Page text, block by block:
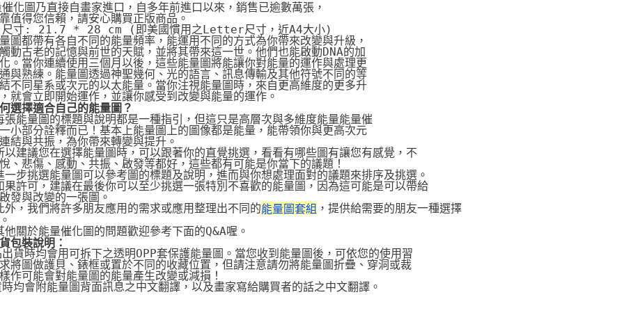
化圖乃直接自畫家進口，自多年前進口以來，銷售已逾數萬張，
值得您信賴，請安心購買正版商品。
尺寸: 21.7 * 28 cm (即美國慣用之Letter尺寸，近A4大小)
圖都帶有各自不同的能量頻率，能運用不同的方式為你帶來改變與升級，
動古老的記憶與前世的天賦，並將其帶來這一世。他們也能啟動DNA的加
。當你連續使用三個月以後，這些能量圖將能讓你對能量的運作與處理更
與熟練。能量圖透過神聖幾何、光的語言、訊息傳輸及其他符號不同的等
不同星系或次元的以太能量。當你注視能量圖時，來自更高維度的更多升
就會立即開始運作，並讓你感受到改變與能量的運作。
選擇適合自己的能量圖？
能量圖的標題與說明都是一種指引，但這只是高層次與多維度能量能量催
小部分詮釋而已！基本上能量圖上的圖像都是能量，能帶領你與更高次元
結與共振，為你帶來轉變與提升。
建議您在選擇能量圖時，可以跟著你的直覺挑選，看看有哪些圖有讓您有感覺，不
、悲傷、感動、共振、啟發等都好，這些都有可能是你當下的議題！
步挑選能量圖可以參考圖的標題及說明，進而與你想處理面對的議題來排序及挑選。
許可，建議在最後你可以至少挑選一張特別不喜歡的能量圖，因為這可能是可以帶給
發與改變的一張圖。
，我們將許多朋友應用的需求或應用整理出不同的
能量圖套組 ，提供給需要的朋友一種選擇
關於能量催化圖的問題歡迎參考下面的Q&A喔。
包裝說明：
貨時均會用可拆下之透明OPP套保護能量圖。當您收到能量圖後，可依您的使用習
將圖做護貝、錶框或置於不同的收藏位置，但請注意請勿將能量圖折疊、穿洞或裁
作可能會對能量圖的能量產生改變或減損！
均會附能量圖背面訊息之中文翻譯，以及畫家寫給購買者的話之中文翻譯。